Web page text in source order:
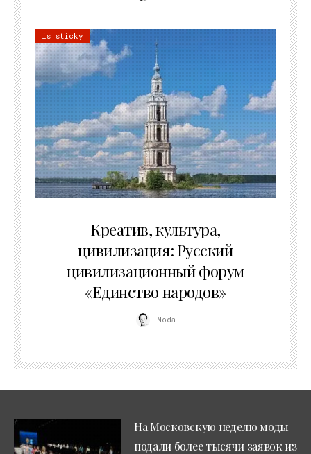
is sticky
Креатив, культура,
цивилизация: Русский
цивилизационный форум
«Единство народов»
Moda
На Московскую неделю моды
подали более тысячи заявок из